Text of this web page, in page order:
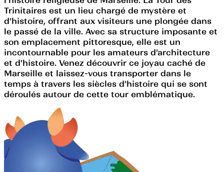
Trinitaires est un lieu chargé de mystère et
d'histoire, offrant aux visiteurs une plongée dans
le passé de la ville. Avec sa structure imposante et
son emplacement pittoresque, elle est un
incontournable pour les amateurs d'architecture
et d'histoire. Venez découvrir ce joyau caché de
Marseille et laissez-vous transporter dans le
temps à travers les siècles d'histoire qui se sont
déroulés autour de cette tour emblématique.